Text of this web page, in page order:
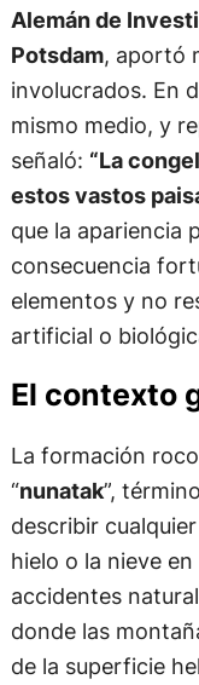
Alemán de
Potsdam, aportó
involucrados. En
mismo medio, y
señaló: “La
estos vastos
que la apariencia
consecuencia
elementos y no
artificial o
El contexto
La formación
“nunatak”,
describir
hielo o la nieve
accidentes
donde las
de la superficie